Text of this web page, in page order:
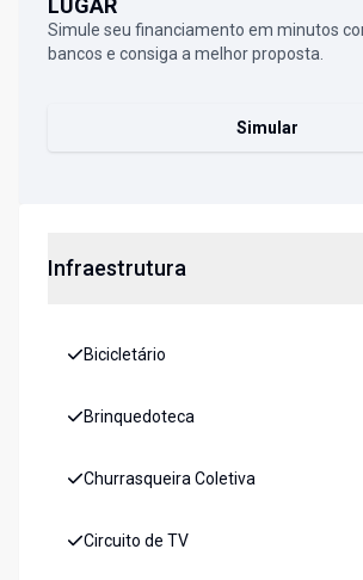
LUGAR
Simule seu financiamento em minutos
bancos e consiga a melhor proposta.
Simular
Infraestrutura
Bicicletário
Brinquedoteca
Churrasqueira Coletiva
Circuito de TV